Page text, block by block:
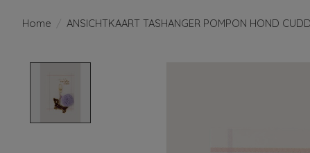
Home / ANSICHTKAART TASHANGER POMPON HOND